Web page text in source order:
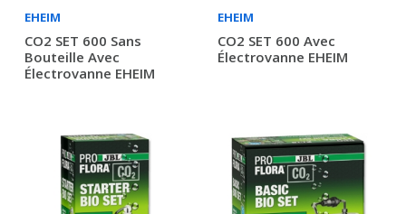
EHEIM
CO2 SET 600 Sans
Bouteille Avec
Électrovanne EHEIM
EHEIM
CO2 SET 600 Avec
Électrovanne EHEIM